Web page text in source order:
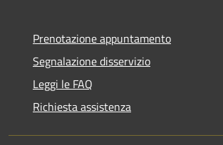
Prenotazione appuntamento
Segnalazione disservizio
Leggi le FAQ
Richiesta assistenza